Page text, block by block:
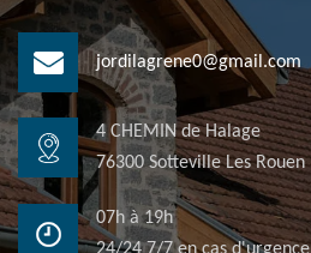
jordilagrene0@gmail.com
4 CHEMIN de Halage
76300 Sotteville Les Rouen
07h à 19h